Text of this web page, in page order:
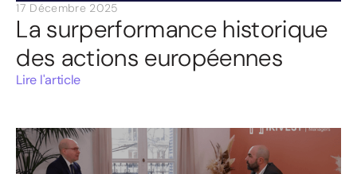
17 Décembre 2025
La surperformance historique
des actions européennes
Lire l'article